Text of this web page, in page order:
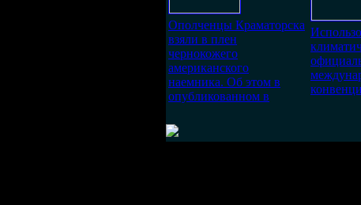
Ополченцы Краматорска
взяли в плен
чернокожего
американского
наемника. Об этом в
опубликованном в